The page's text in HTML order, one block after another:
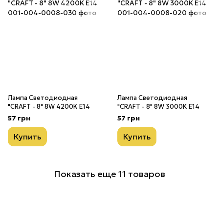
Лампа Светодиодная
"CRAFT - 8" 8W 4200K E14
57 грн
Купить
Лампа Светодиодная
"CRAFT - 8" 8W 3000K E14
57 грн
Купить
Показать еще 11 товаров